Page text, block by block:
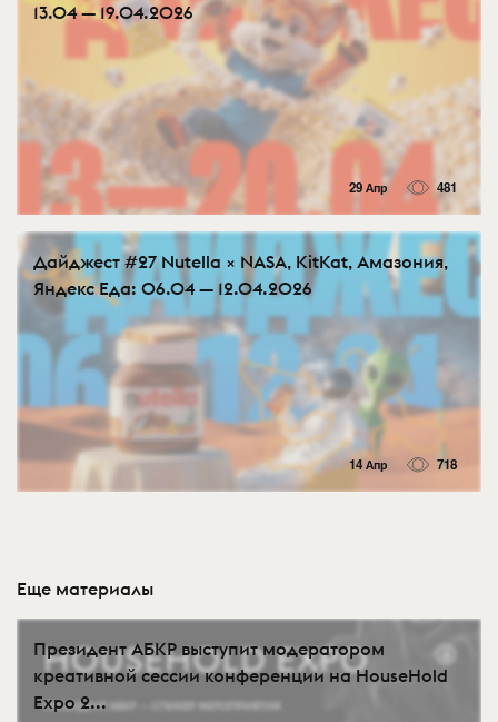
13.04 — 19.04.2026
29 Апр 481
Дайджест #27 Nutella × NASA, KitKat, Амазония,
Яндекс Еда: 06.04 — 12.04.2026
14 Апр 718
Еще материалы
Президент АБКР выступит модератором
креативной сессии конференции на HouseHold
Expo 2...